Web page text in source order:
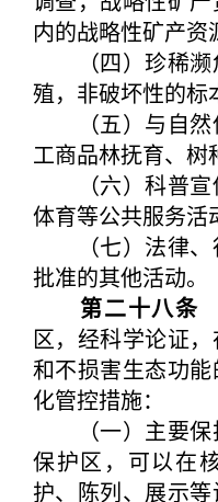
内的战略性矿产资
（四）珍稀濒
殖，非破坏性的标
（五）与自然
工商品林抚育、树
（六）科普宣
体育等公共服务活
（七）法律、
批准的其他活动。
第二十八条
区，经科学论证
和不损害生态功
化管控措施：
（一）主要保
保护区，可以在
护、陈列、展示